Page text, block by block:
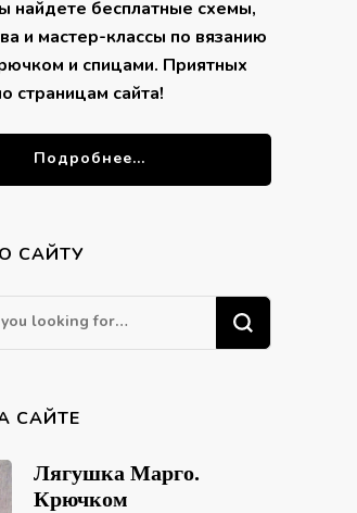
найдете бесплатные схемы,
и мастер-классы по вязанию
и спицами. Приятных
страницам сайта!
Подробнее...
САЙТУ
САЙТЕ
Лягушка Марго.
Крючком